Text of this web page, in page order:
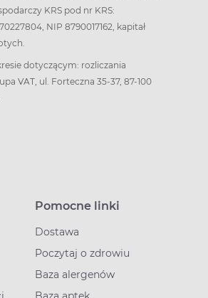
KRS pod nr KRS:
NIP 8790017162, kapitał
dotyczącym: rozliczania
VAT, ul. Forteczna 35-37, 87-100
Pomocne linki
Dostawa
Poczytaj o zdrowiu
Baza alergenów